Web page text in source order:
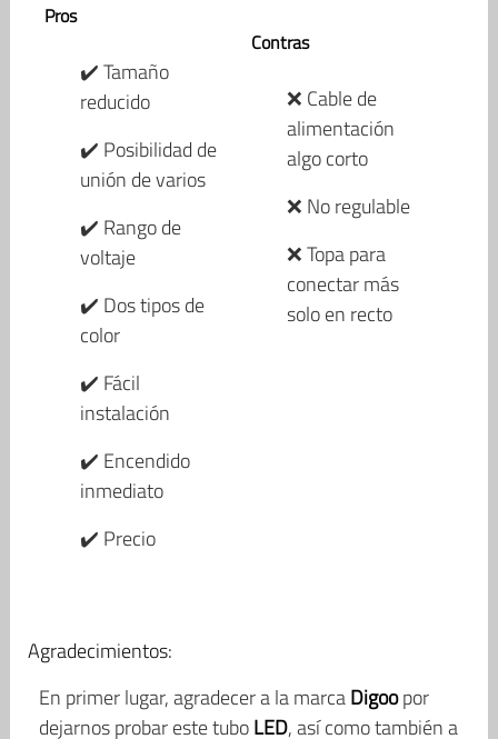
Pros
✔️ Tamaño
reducido
✔️ Posibilidad de
unión de varios
✔️ Rango de
voltaje
✔️ Dos tipos de
color
✔️ Fácil
instalación
✔️ Encendido
inmediato
✔️ Precio
Contras
❌ Cable de
alimentación
algo corto
❌ No regulable
❌ Topa para
conectar más
solo en recto
Agradecimientos:
En primer lugar, agradecer a la marcaDigoopor
dejarnos probar este tuboLED, así como también a